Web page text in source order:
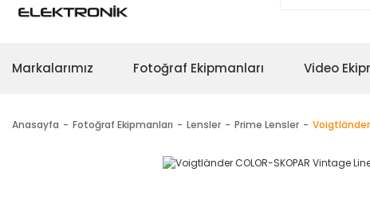
Markalarımız Fotoğraf Ekipmanları Video
Anasayfa Fotoğraf Ekipmanları Lensler Prime Lensler Voigtländer